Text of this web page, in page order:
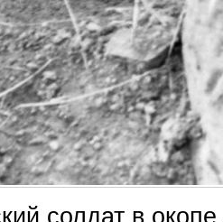
солдат в окопе.